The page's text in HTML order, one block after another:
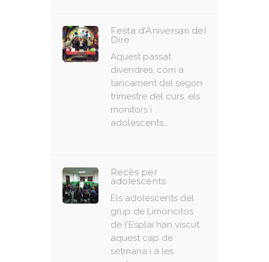
Festa d'Aniversari del
Dire
Aquest passat
divendres, com a
tancament del segon
trimestre del curs, els
monitors i
adolescents…
Recès per
adolescents
Els adolescents del
grup de Limoncitos
de l'Esplai han viscut
aquest cap de
setmana i a les